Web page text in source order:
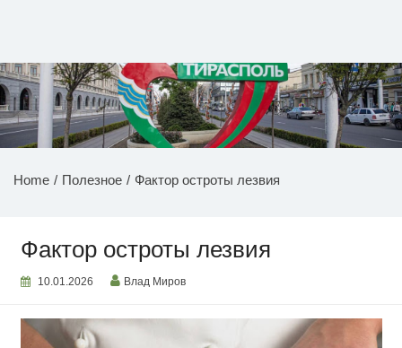
НОВОСТИ ПРИДНЕСТРОВЬЯ
Home Полезное Фактор остроты лезвия
Фактор остроты лезвия
10.01.2026 Влад Миров